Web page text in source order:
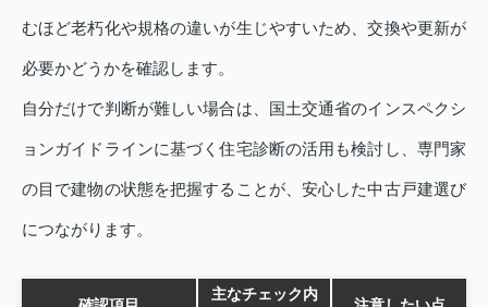
むほど老朽化や規格の違いが生じやすいため、交換や更新が
必要かどうかを確認します。
自分だけで判断が難しい場合は、国土交通省のインスペクシ
ョンガイドラインに基づく住宅診断の活用も検討し、専門家
の目で建物の状態を把握することが、安心した中古戸建選び
につながります。
主なチェック内